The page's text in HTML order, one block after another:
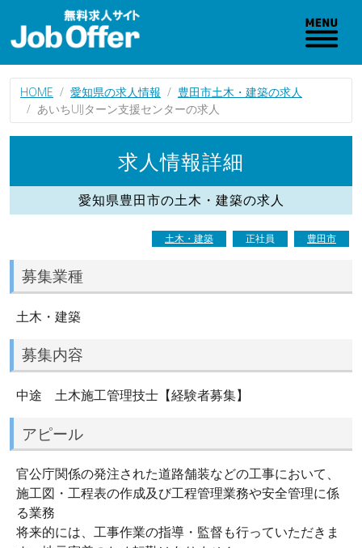
HOME 愛知県の求人情報
豊田市土木・建築の求人
あいちUIJターン支援センターの求人
求人情報詳細
愛知県豊田市の土木・建築の求人
土木・建築 正社員 豊田市
募集業種
土木・建築
募集内容
中途 土木施工管理技士【経験者募集】
アピール
官公庁関係の発注された道路舗装などの工事において、
施工図・工程表の作成及び工程管理業務や安全管理に係
る業務
将来的には、工事作業の指導・監督も行っていただきま